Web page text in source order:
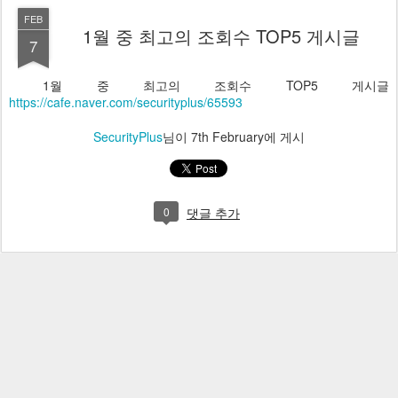
FEB
7 1월 중 최고의 조회수 TOP5 게시글
1월 중 최고의 조회수 TOP5 게시글
https://cafe.naver.com/securityplus/65593
SecurityPlus님이 7th February에 게시
0 댓글 추가